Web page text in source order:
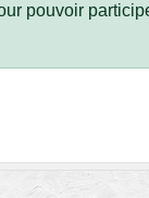
pouvoir